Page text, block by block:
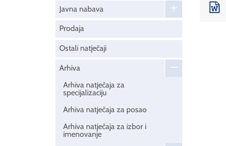
Javna nabava
Prodaja
Ostali natječaji
Arhiva
Arhiva natječaja za
specijalizaciju
Arhiva natječaja za posao
Arhiva natječaja za izbor i
imenovanje